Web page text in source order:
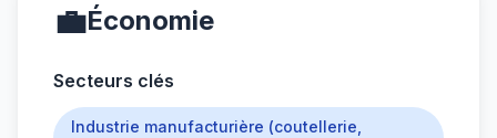
💼Économie
Secteurs clés
Industrie manufacturière (coutellerie,